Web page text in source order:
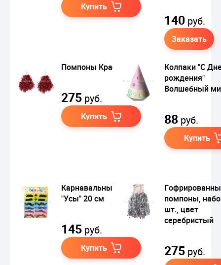
Купить
140 руб.
Заказать
Помпоны Красные
275 руб.
Купить
Колпаки "С
рождения"
Волшебный
88 руб.
Купить
Карнавальный набор
"Усы" 20 см
145 руб.
Купить
помпоны,
шт., цвет
серебристый
275 руб.